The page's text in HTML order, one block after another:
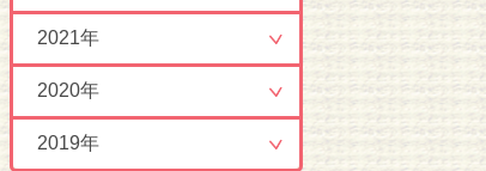
2021年
2020年
2019年